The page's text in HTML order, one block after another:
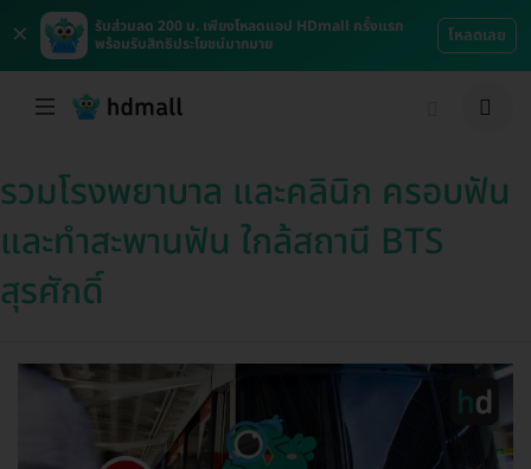
×
รับส่วนลด 200 บ. เพียงโหลดแอป HDmall ครั้งแรก
พร้อมรับสิทธิประโยชน์มากมาย
โหลดเลย
รวมโรงพยาบาล และคลินิก ครอบฟัน
และทำสะพานฟัน ใกล้สถานี BTS
สุรศักดิ์